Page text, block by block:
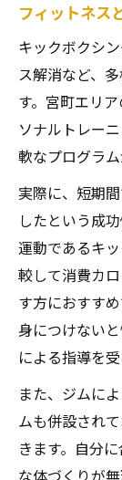
ブに
スト
レー
フィットネス
キックボクシ
ス解消など、
す。宮町エリ
ソナルトレー
軟なプログラム
実際に、短期
したという成
運動であるキ
較して消費カ
す方におすす
身につけない
による指導を
また、ジムに
ムも併設され
きます。自分
な体づくりが